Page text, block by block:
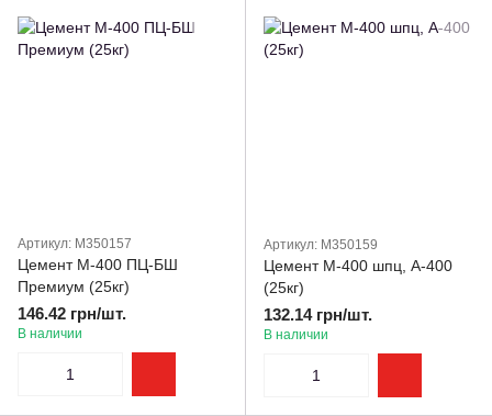
Артикул: M350157
Цемент М-400 ПЦ-БШ
Премиум (25кг)
146.42 грн/шт.
В наличии
Артикул: M350159
Цемент М-400 шпц, А-400
(25кг)
132.14 грн/шт.
В наличии